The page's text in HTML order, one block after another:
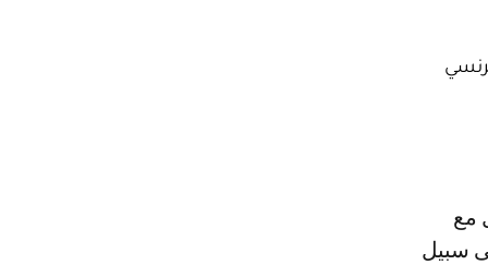
سبيل